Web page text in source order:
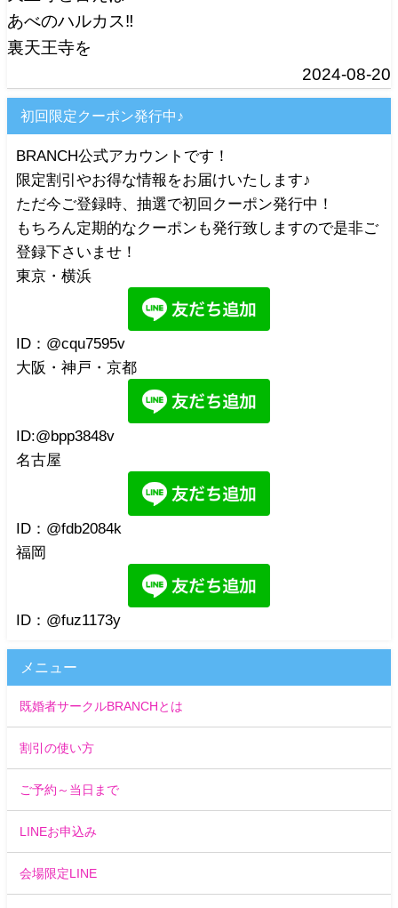
あべのハルカス‼️
裏天王寺を
2024-08-20
初回限定クーポン発行中♪
BRANCH公式アカウントです！
限定割引やお得な情報をお届けいたします♪
ただ今ご登録時、抽選で初回クーポン発行中！
もちろん定期的なクーポンも発行致しますので是非ご
登録下さいませ！
東京・横浜
ID：@cqu7595v
大阪・神戸・京都
ID:@bpp3848v
名古屋
ID：@fdb2084k
福岡
ID：@fuz1173y
メニュー
既婚者サークルBRANCHとは
割引の使い方
ご予約～当日まで
LINEお申込み
会場限定LINE